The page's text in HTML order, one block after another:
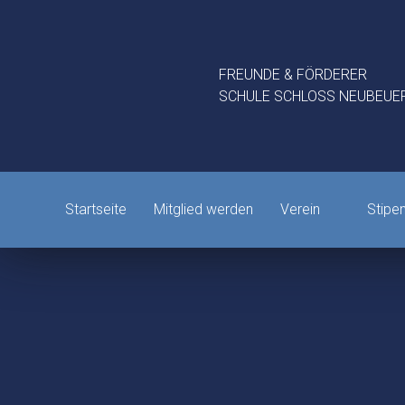
FREUNDE & FÖRDERER
SCHULE SCHLOSS
Startseite Mitglied werden Verein